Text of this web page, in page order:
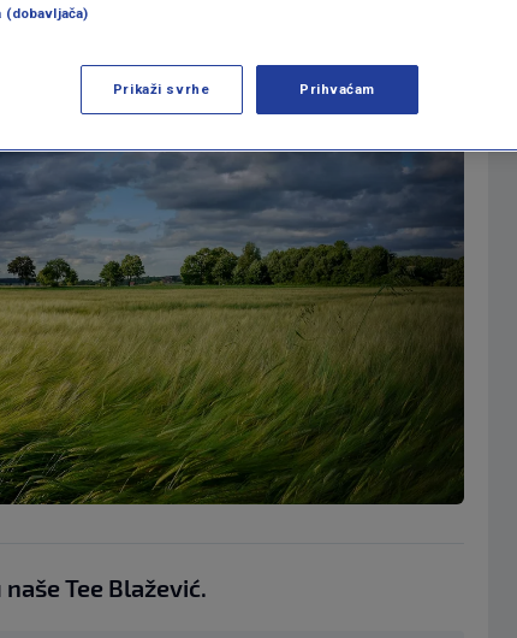
Tee Blažević.
(dobavljača)
Prikaži svrhe Prihvaćam